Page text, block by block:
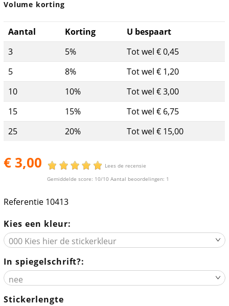
Volume korting
Aantal Korting
U bespaart
3
5%
Tot wel € 0,45
5
8%
Tot wel € 1,20
10
10%
Tot wel € 3,00
15
15%
Tot wel € 6,75
25
20% Tot wel € 15,00
€ 3,00
Lees de recensie
Gemiddelde score: 10/10 Aantal beoordelingen: 1
Referentie 10413
Kies een kleur:
In spiegelschrift?:
Stickerlengte